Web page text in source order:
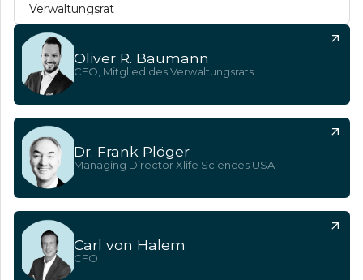
Verwaltungsrat
Oliver R. Baumann
CEO, Mitglied des Verwaltungsrats
Dr. Frank Plöger
Managing Director Xlife Sciences USA
Carl von Halem
CFO